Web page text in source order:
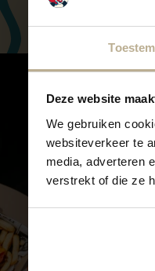
Deze website
We gebruiken
websiteverkeer te
media, adverteren
verstrekt of die ze